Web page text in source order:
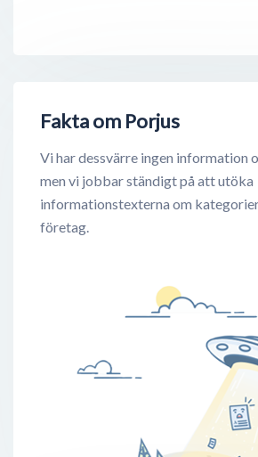
Fakta om Porjus
Vi har dessvärre ingen information
men vi jobbar ständigt på att utöka
informationstexterna om
företag.